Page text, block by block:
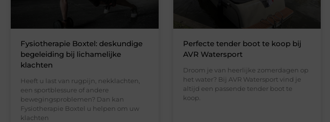
Fysiotherapie Boxtel: deskundige
begeleiding bij lichamelijke
klachten
Heeft u last van rugpijn, nekklachten,
een sportblessure of andere
bewegingsproblemen? Dan kan
Fysiotherapie Boxtel u helpen om uw
klachten
Perfecte tender boot te koop bij
AVR Watersport
Droom je van heerlijke zomerdagen op
het water? Bij AVR Watersport vind je
altijd een passende tender boot te
koop.